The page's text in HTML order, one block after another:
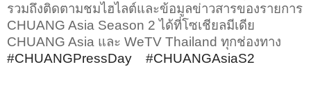
รวมถึงติดตามชมไฮไลต์และข้อมูลข่าวสารของรายการ
CHUANG Asia Season 2ได้ที่โซเชียลมีเดีย
CHUANG Asia และ WeTV Thailand ทุกช่องทาง
#CHUANGPressDay
#CHUANGAsiaS2